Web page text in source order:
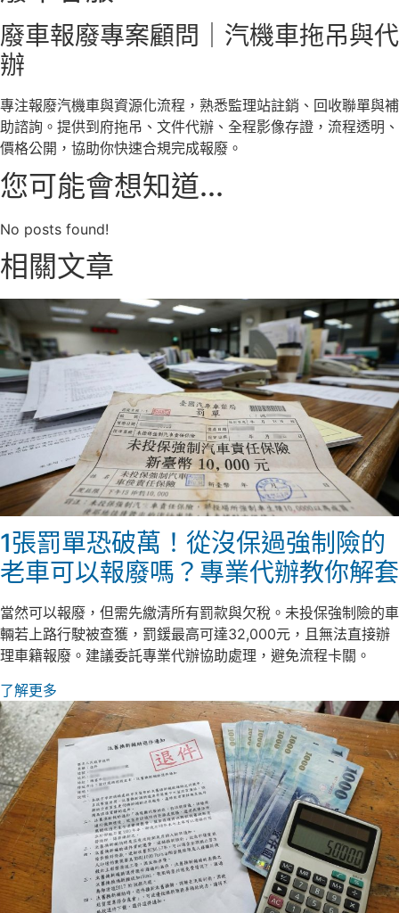
廢車報廢專案顧問｜汽機車拖吊與代
辦
專注報廢汽機車與資源化流程，熟悉監理站註銷、回收聯單與補
助諮詢。提供到府拖吊、文件代辦、全程影像存證，流程透明、
價格公開，協助你快速合規完成報廢。
您可能會想知道...
No posts found!
相關文章
1張罰單恐破萬！從沒保過強制險的
老車可以報廢嗎？專業代辦教你解套
當然可以報廢，但需先繳清所有罰款與欠稅。未投保強制險的車
輛若上路行駛被查獲，罰鍰最高可達32,000元，且無法直接辦
理車籍報廢。建議委託專業代辦協助處理，避免流程卡關。
了解更多